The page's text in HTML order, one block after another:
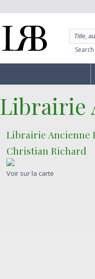
Librairie
Librairie Ancienne
Christian Richard
Voir sur la carte